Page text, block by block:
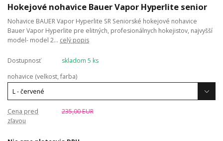
Hokejové nohavice Bauer Vapor Hyperlite senior
Nohavice BAUER Vapor Hyperlite SR Seniorské hokejové nohavice
Bauer Vapor Hyperlite pre elitných, profesionálnych hokejistov, najvyšší
model- model 2... celý popis
Dostupnosť
skladom 5 ks
nohavice (velkost, farba)
Cena pred
zľavou
235,00 EUR